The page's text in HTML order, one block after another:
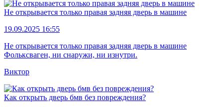
Не открывается только правая задняя дверь в машине
19.09.2025 16:55
Не открывается только правая задняя дверь в машине
Фольксваген, ни снаружи, ни изнутри.
Виктор
Как открыть дверь бмв без повреждения?